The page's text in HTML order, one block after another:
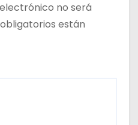
no será
están